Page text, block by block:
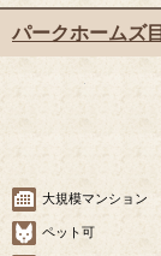
パークホームズ
大規模マンション
ペット可